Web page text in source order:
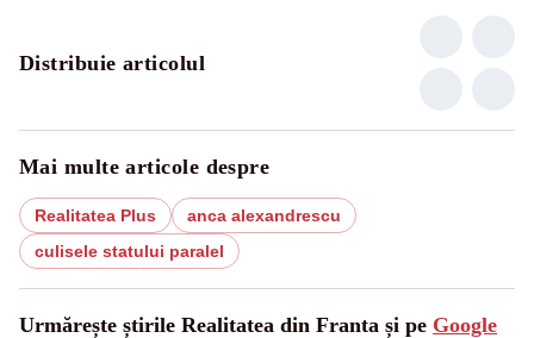
Distribuie articolul
Mai multe articole despre
Realitatea Plus
anca alexandrescu
culisele statului paralel
Urmărește știrile Realitatea din Franta și pe Google